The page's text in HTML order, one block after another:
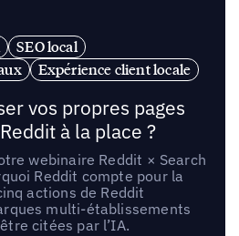
SEO local
Expérience client locale
vos propres pages
à la place ?
webinaire Reddit × Search
Reddit compte pour la
actions de Reddit
multi-établissements
citées par l’IA.